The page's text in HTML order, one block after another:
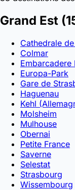
Grand Est
Cathedrale
Colmar
Embarcadere
Europa-Park
Gare de
Haguenau
Kehl
Molsheim
Mulhouse
Obernai
Petite France
Saverne
Selestat
Strasbourg
Wissembourg